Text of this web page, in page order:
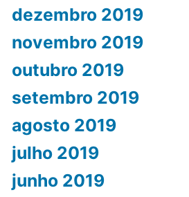
dezembro 2019
novembro 2019
outubro 2019
setembro 2019
agosto 2019
julho 2019
junho 2019